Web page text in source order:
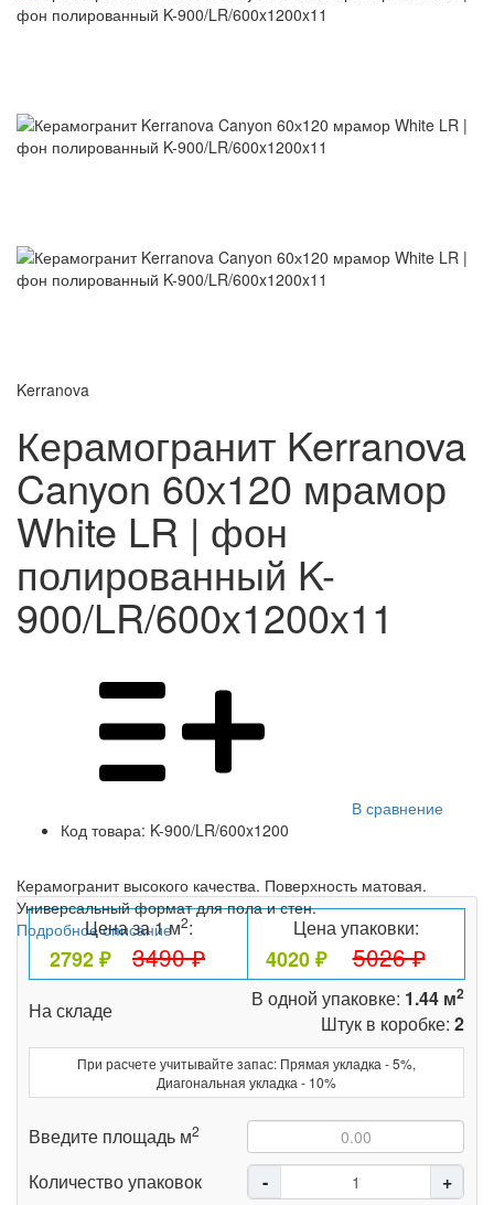
Kerranova
Керамогранит Kerranova
Canyon 60х120 мрамор
White LR | фон
полированный K-
900/LR/600x1200x11
В сравнение
Код товара: K-900/LR/600x1200
Керамогранит высокого качества. Поверхность матовая.
Универсальный формат для пола и стен.
Подробное описание
Цена за 1 м2:
2792 ₽ 3490 ₽
Цена упаковки:
4020 ₽ 5026 ₽
На складе В одной упаковке: 1.44 м2
Штук в коробке: 2
При расчете учитывайте запас: Прямая укладка - 5%,
Диагональная укладка - 10%
Введите площадь м2
Количество упаковок